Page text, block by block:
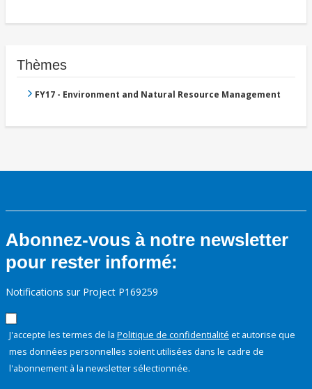
Thèmes
FY17 - Environment and Natural Resource Management
Abonnez-vous à notre newsletter
pour rester informé:
Notifications sur Project P169259
J'accepte les termes de la Politique de confidentialité et autorise que
mes données personnelles soient utilisées dans le cadre de
l'abonnement à la newsletter sélectionnée.